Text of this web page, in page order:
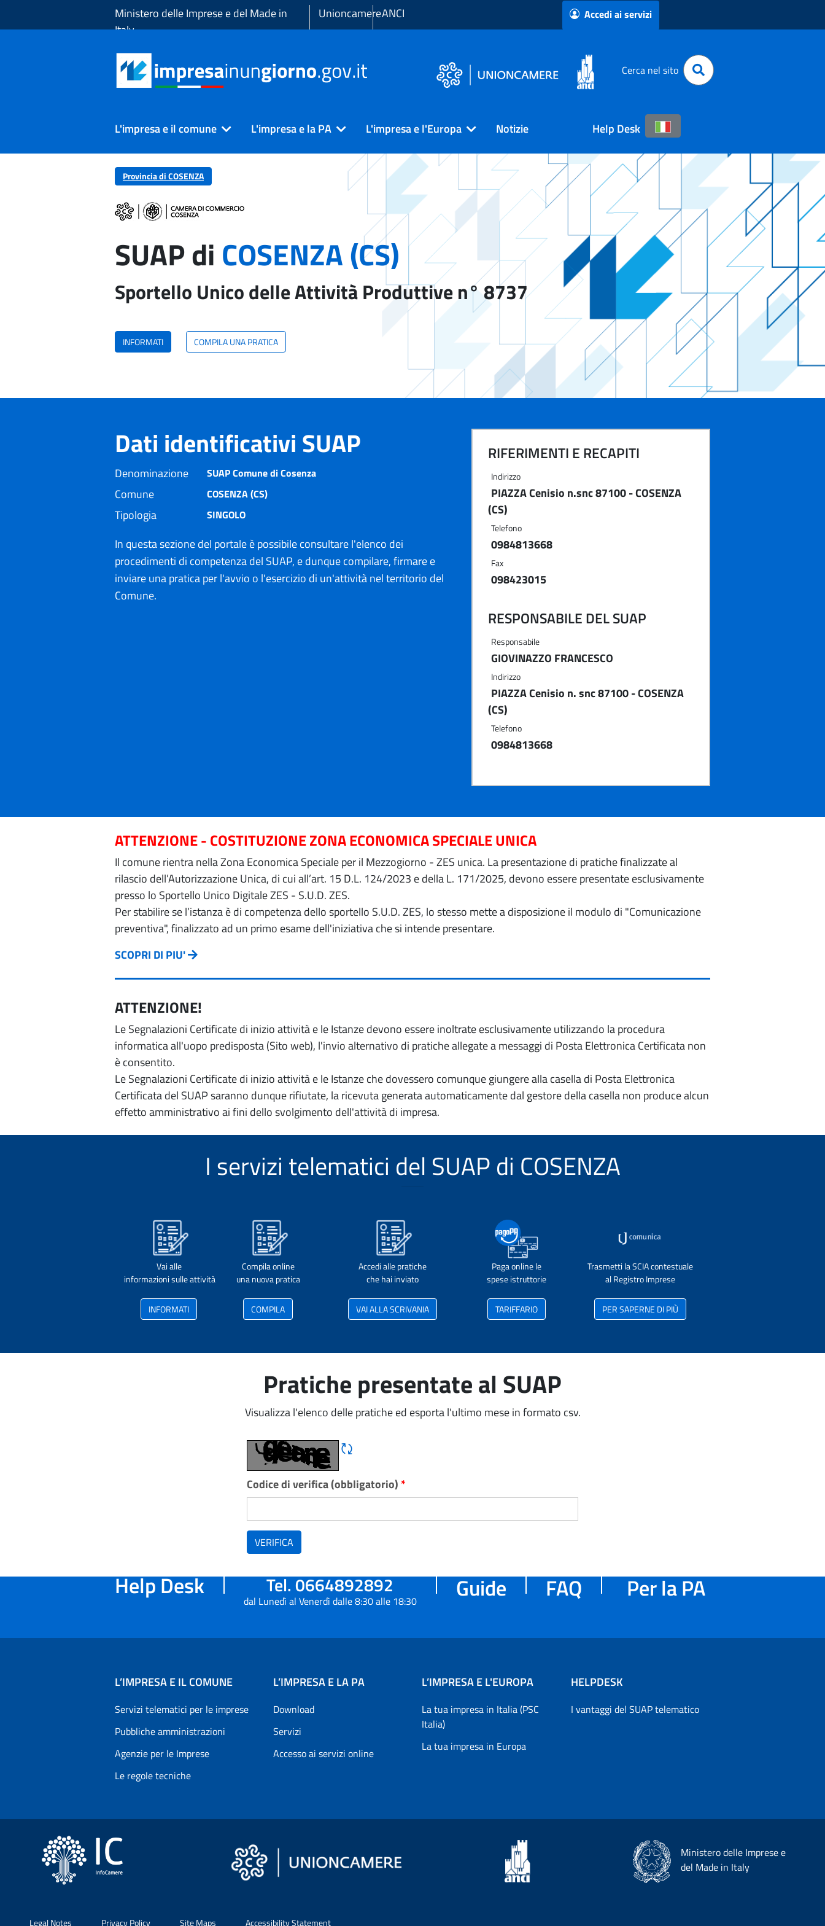
Ministero delle Imprese e del Made in
Italy
UnioncamereANCI Accedi ai servizi
Cerca nel sito
L'impresa e il comune L'impresa e la PA L'impresa e l'Europa Notizie Help Desk
Provincia di COSENZA
SUAP di COSENZA (CS)
Sportello Unico delle Attività Produttive n° 8737
INFORMATI COMPILA UNA PRATICA
Dati identificativi SUAP
Denominazione SUAP Comune di Cosenza
Comune COSENZA (CS)
Tipologia SINGOLO
In questa sezione del portale è possibile consultare l'elenco dei
procedimenti di competenza del SUAP, e dunque compilare, firmare e
inviare una pratica per l'avvio o l'esercizio di un'attività nel territorio del
Comune.
RIFERIMENTI E RECAPITI
Indirizzo
PIAZZA Cenisio n.snc 87100 - COSENZA
(CS)
Telefono
0984813668
Fax
098423015
RESPONSABILE DEL SUAP
Responsabile
GIOVINAZZO FRANCESCO
Indirizzo
PIAZZA Cenisio n. snc 87100 - COSENZA
(CS)
Telefono
0984813668
ATTENZIONE - COSTITUZIONE ZONA ECONOMICA SPECIALE UNICA
Il comune rientra nella Zona Economica Speciale per il Mezzogiorno - ZES unica. La presentazione di pratiche finalizzate al
rilascio dell’Autorizzazione Unica, di cui all’art. 15 D.L. 124/2023 e della L. 171/2025, devono essere presentate esclusivamente
presso lo Sportello Unico Digitale ZES - S.U.D. ZES.
Per stabilire se l’istanza è di competenza dello sportello S.U.D. ZES, lo stesso mette a disposizione il modulo di "Comunicazione
preventiva", finalizzato ad un primo esame dell'iniziativa che si intende presentare.
SCOPRI DI PIU'
ATTENZIONE!
Le Segnalazioni Certificate di inizio attività e le Istanze devono essere inoltrate esclusivamente utilizzando la procedura
informatica all'uopo predisposta (Sito web), l'invio alternativo di pratiche allegate a messaggi di Posta Elettronica Certificata non
è consentito.
Le Segnalazioni Certificate di inizio attività e le Istanze che dovessero comunque giungere alla casella di Posta Elettronica
Certificata del SUAP saranno dunque rifiutate, la ricevuta generata automaticamente dal gestore della casella non produce alcun
effetto amministrativo ai fini dello svolgimento dell'attività di impresa.
I servizi telematici del SUAP di COSENZA
Vai alle
informazioni sulle attività
INFORMATI
Compila online
una nuova pratica
COMPILA
Accedi alle pratiche
che hai inviato
VAI ALLA SCRIVANIA
Paga online le
spese istruttorie
TARIFFARIO
Trasmetti la SCIA contestuale
al Registro Imprese
PER SAPERNE DI PIÙ
Pratiche presentate al SUAP
Visualizza l'elenco delle pratiche ed esporta l'ultimo mese in formato csv.
Rigene CAPTCHA
Codice di verifica (obbligatorio) *
VERIFICA
Help Desk Tel. 0664892892
dal Lunedì al Venerdì dalle 8:30 alle 18:30 Guide FAQ Per la PA
L’IMPRESA E IL COMUNE
Servizi telematici per le imprese
Pubbliche amministrazioni
Agenzie per le Imprese
Le regole tecniche
L’IMPRESA E LA PA
Download
Servizi
Accesso ai servizi online
L’IMPRESA E L'EUROPA
La tua impresa in Italia (PSC
Italia)
La tua impresa in Europa
HELPDESK
I vantaggi del SUAP telematico
Ministero delle Imprese e
del Made in Italy
Legal Notes Privacy Policy Site Maps Accessibility Statement